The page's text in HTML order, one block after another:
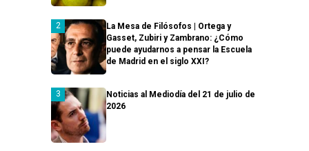
La Mesa de Filósofos | Ortega y
Gasset, Zubiri y Zambrano: ¿Cómo
puede ayudarnos a pensar la Escuela
de Madrid en el siglo XXI?
Noticias al Mediodía del 21 de julio de
2026